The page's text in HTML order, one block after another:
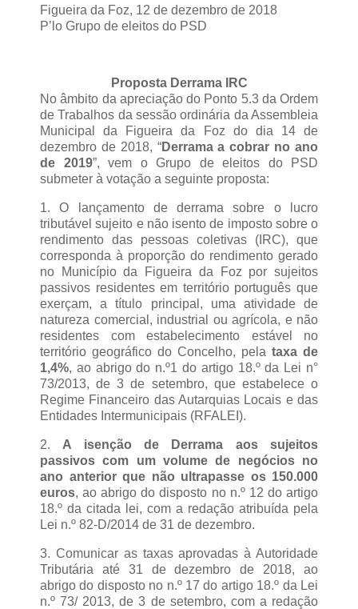
Figueira da Foz, 12 de dezembro de 2018
P’lo Grupo de eleitos do PSD
Proposta Derrama IRC
No âmbito da apreciação do Ponto 5.3 da Ordem
de Trabalhos da sessão ordinária da Assembleia
Municipal da Figueira da Foz do dia 14 de
dezembro de 2018, “Derrama a cobrar no ano
de 2019”, vem o Grupo de eleitos do PSD
submeter à votação a seguinte proposta:
1. O lançamento de derrama sobre o lucro
tributável sujeito e não isento de imposto sobre o
rendimento das pessoas coletivas (IRC), que
corresponda à proporção do rendimento gerado
no Município da Figueira da Foz por sujeitos
passivos residentes em território português que
exerçam, a título principal, uma atividade de
natureza comercial, industrial ou agrícola, e não
residentes com estabelecimento estável no
território geográfico do Concelho, pela taxa de
1,4%, ao abrigo do n.º1 do artigo 18.º da Lei n°
73/2013, de 3 de setembro, que estabelece o
Regime Financeiro das Autarquias Locais e das
Entidades Intermunicipais (RFALEI).
2. A isenção de Derrama aos sujeitos
passivos com um volume de negócios no
ano anterior que não ultrapasse os 150.000
euros, ao abrigo do disposto no n.º 12 do artigo
18.º da citada lei, com a redação atribuída pela
Lei n.º 82-D/2014 de 31 de dezembro.
3. Comunicar as taxas aprovadas à Autoridade
Tributária até 31 de dezembro de 2018, ao
abrigo do disposto no n.º 17 do artigo 18.º da Lei
n.º 73/ 2013, de 3 de setembro, com a redação